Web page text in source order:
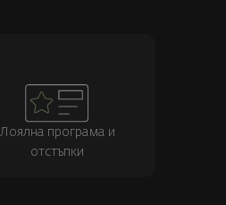
Лоялна програма и
отстъпки